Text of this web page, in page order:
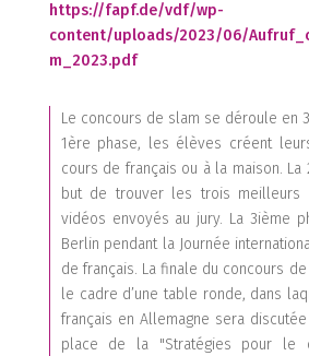
https://fapf.de/vdf/wp-
content/uploads/2023/06/
m_2023.pdf
Le concours de slam se déroule en
1ère phase, les élèves créent
cours de français ou à la maison.
but de trouver les trois meilleurs
vidéos envoyés au jury. La 3ième
Berlin pendant la Journée
de français. La finale du concours
le cadre d’une table ronde, dans
français en Allemagne sera
place de la "Stratégies pour le